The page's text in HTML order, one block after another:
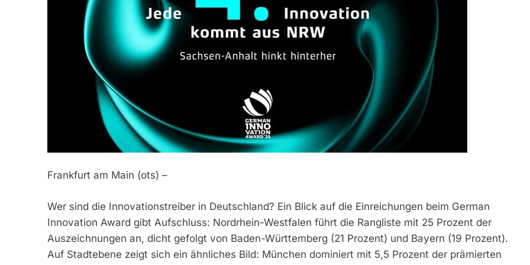
Frankfurt am Main (ots) –
Wer sind die Innovationstreiber in Deutschland? Ein Blick auf die Einreichungen beim German
Innovation Award gibt Aufschluss: Nordrhein-Westfalen führt die Rangliste mit 25 Prozent der
Auszeichnungen an, dicht gefolgt von Baden-Württemberg (21 Prozent) und Bayern (19 Prozent).
Auf Stadtebene zeigt sich ein ähnliches Bild: München dominiert mit 5,5 Prozent der prämierten